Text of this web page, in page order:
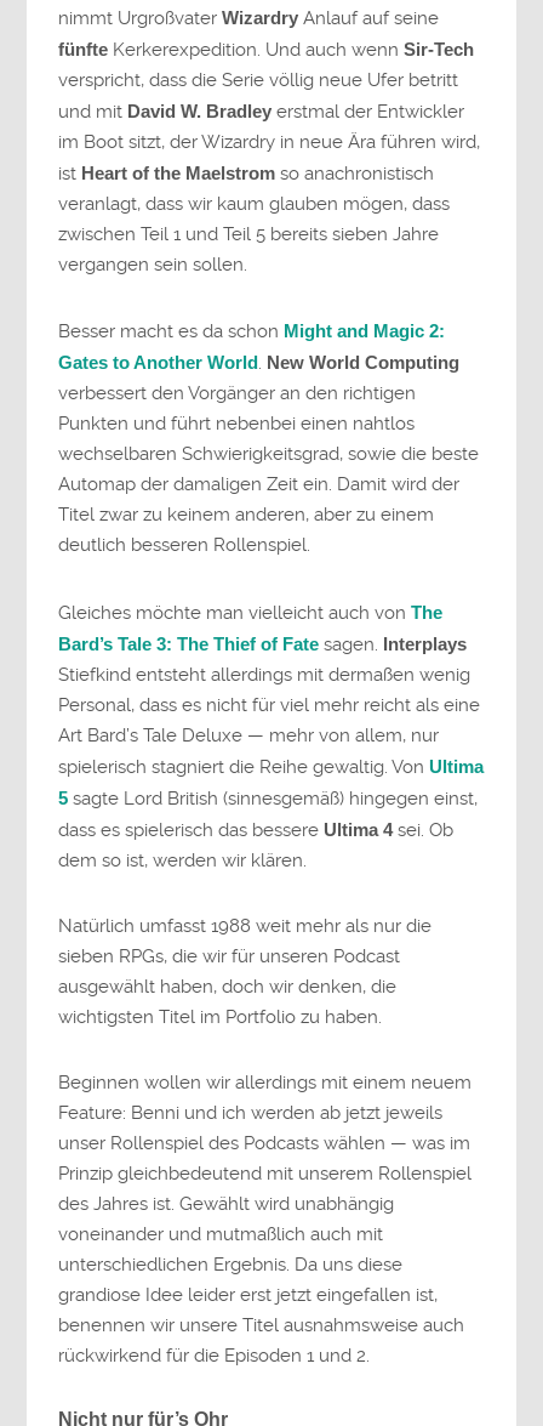
nimmt UrgroßvaterWizardry Anlauf auf seine
fünfte Kerkerexpedition. Und auch wennSir-Tech
verspricht, dass die Serie völlig neue Ufer betritt
und mit David W. Bradley erstmal der Entwickler
im Boot sitzt, der Wizardry in neue Ära führen wird,
ist Heart of the Maelstrom so anachronistisch
veranlagt, dass wir kaum glauben mögen, dass
zwischen Teil 1 und Teil 5 bereits sieben Jahre
vergangen sein sollen.
Besser macht es da schon Might and Magic 2:
Gates to Another World. New World Computing
verbessert den Vorgänger an den richtigen
Punkten und führt nebenbei einen nahtlos
wechselbaren Schwierigkeitsgrad, sowie die beste
Automap der damaligen Zeit ein. Damit wird der
Titel zwar zu keinem anderen, aber zu einem
deutlich besseren Rollenspiel.
Gleiches möchte man vielleicht auch vonThe
Bard’s Tale 3: The Thief of Fate sagen. Interplays
Stiefkind entsteht allerdings mit dermaßen wenig
Personal, dass es nicht für viel mehr reicht als eine
Art Bard’s Tale Deluxe — mehr von allem, nur
spielerisch stagniert die Reihe gewaltig. Von Ultima
5 sagte Lord British (sinnesgemäß) hingegen einst,
dass es spielerisch das bessere Ultima 4sei. Ob
dem so ist, werden wir klären.
Natürlich umfasst 1988 weit mehr als nur die
sieben RPGs, die wir für unseren Podcast
ausgewählt haben, doch wir denken, die
wichtigsten Titel im Portfolio zu haben.
Beginnen wollen wir allerdings mit einem neuem
Feature: Benni und ich werden ab jetzt jeweils
unser Rollenspiel des Podcasts wählen — was im
Prinzip gleichbedeutend mit unserem Rollenspiel
des Jahres ist. Gewählt wird unabhängig
voneinander und mutmaßlich auch mit
unterschiedlichen Ergebnis. Da uns diese
grandiose Idee leider erst jetzt eingefallen ist,
benennen wir unsere Titel ausnahmsweise auch
rückwirkend für die Episoden 1 und 2.
Nicht nur für’s Ohr